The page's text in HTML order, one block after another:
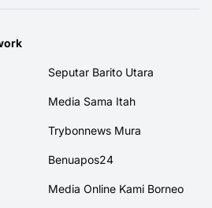
Seputar Barito Utara
Media Sama Itah
Trybonnews Mura
Benuapos24
Media Online Kami Borneo